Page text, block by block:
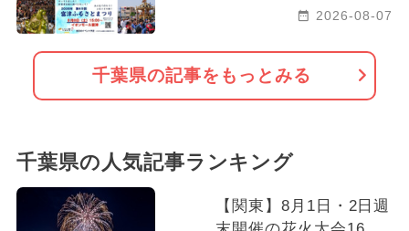
2026-08-07
千葉県の記事をもっとみる
千葉県の人気記事ランキング
【関東】8月1日・2日週